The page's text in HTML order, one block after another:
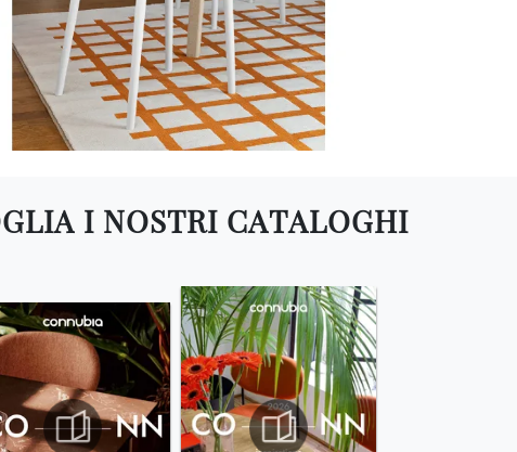
I NOSTRI CATALOGHI